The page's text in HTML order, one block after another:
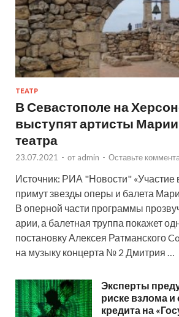
ТЕАТР
В Севастополе на
выступят артисты
театра
23.07.2021 - от admin - Оставьте
Источник: РИА "Новости" «Участие
примут звезды оперы и балета
В оперной части программы
арии, а балетная труппа покажет
постановку Алексея Ратманского
на музыку концерта № 2 Дмитрия …
Эксперты
риске взлома
кредита на